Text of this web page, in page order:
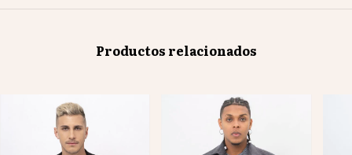
Productos relacionados